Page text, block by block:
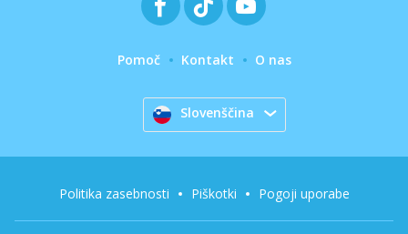
Pomoč Kontakt O nas
Slovenščina
Politika zasebnosti Piškotki Pogoji uporabe